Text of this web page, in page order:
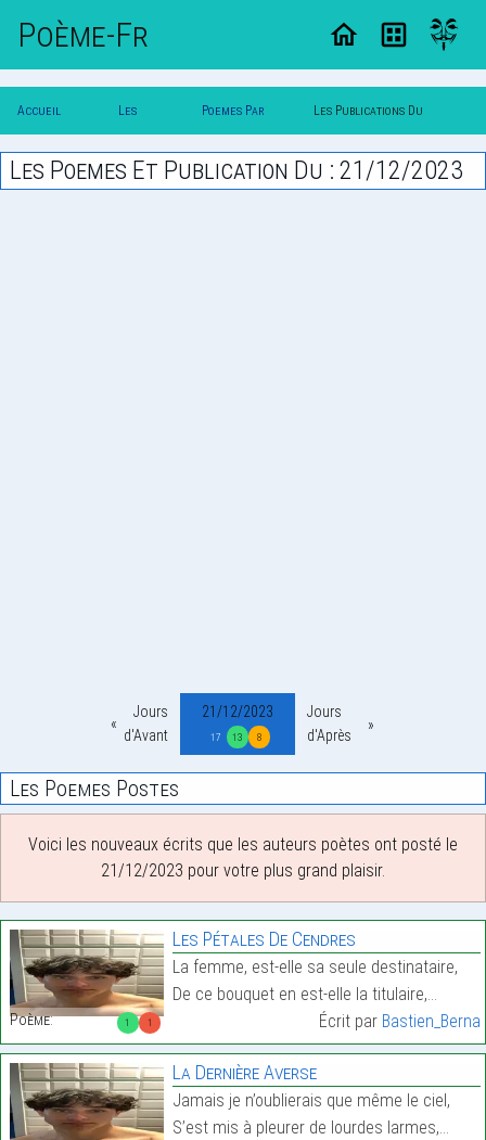
Poème-Fr
Accueil
Poesie
Les
Poesies
Poemes Par Les Publications Du
21/12/2023
Les Poemes Et Publication Du : 21/12/2023
Jours
d'Avant
21/12/2023
17 13 8
Jours
d'Après
Les Poemes Postes
Voici les nouveaux écrits que les auteurs poètes ont posté le
21/12/2023 pour votre plus grand plaisir.
1 1
Poème:
Les Pétales De Cendres
La femme, est-elle sa seule destinataire,
De ce bouquet en est-elle la titulaire,…
Écrit par Bastien_Berna
La Dernière Averse
Jamais je n’oublierais que même le ciel,
S’est mis à pleurer de lourdes larmes,…